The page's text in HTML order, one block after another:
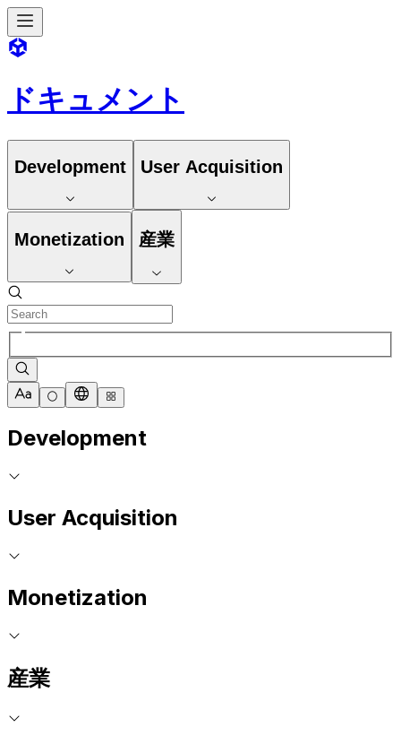
ドキュメント
Development User Acquisition
Monetization 産業
Development
User Acquisition
Monetization
産業